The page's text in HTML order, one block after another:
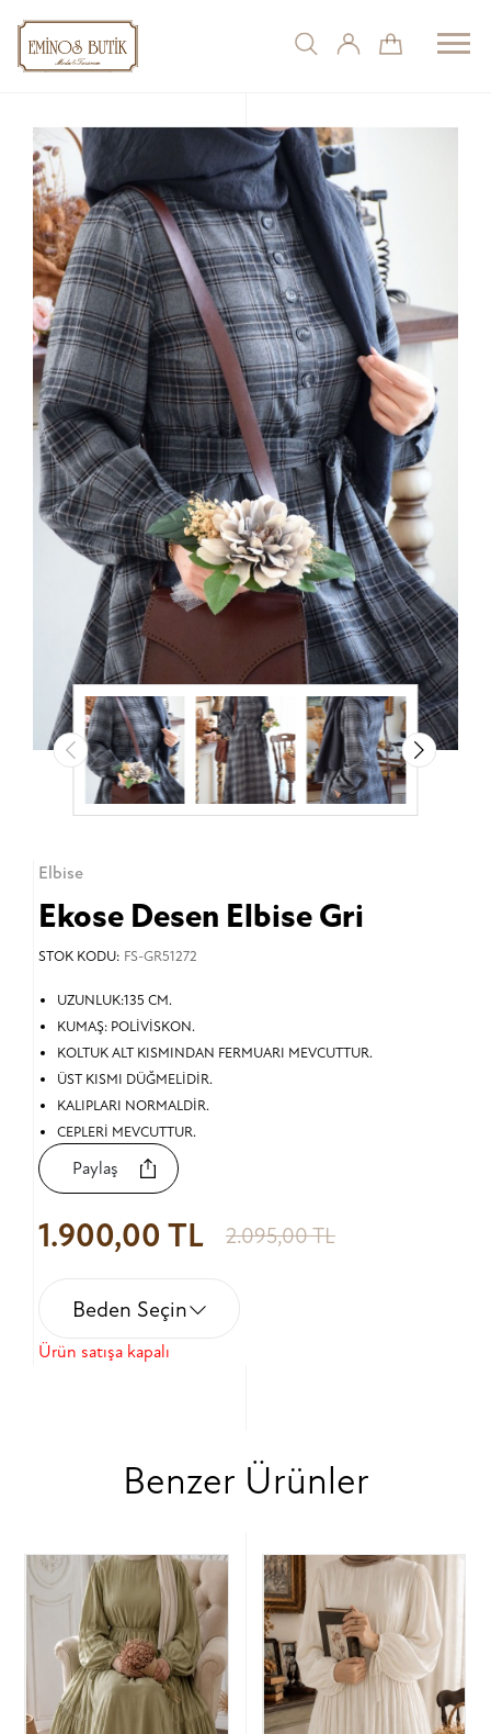
Elbise
Ekose Desen Elbise Gri
STOK KODU: FS-GR51272
UZUNLUK:135 CM.
KUMAŞ: POLİVİSKON.
KOLTUK ALT KISMINDAN FERMUARI MEVCUTTUR.
ÜST KISMI DÜĞMELİDİR.
KALIPLARI NORMALDİR.
CEPLERİ MEVCUTTUR.
Paylaş
1.900,00 TL 2.095,00 TL
Beden Seçin
Ürün satışa kapalı
Benzer Ürünler